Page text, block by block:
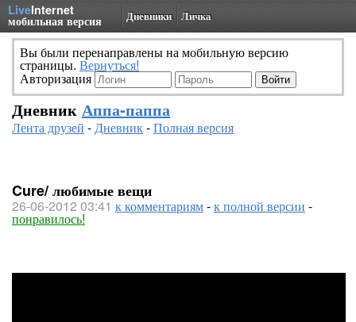
LiveInternet
мобильная версия Дневники Личка
Вы были перенаправлены на мобильную версию
страницы. Вернуться!
Авторизация
Дневник Аппа-паппа
Лента друзей -Дневник-Полная версия
Cure/ любимые вещи
26-06-2012 03:41 к комментариям-к полной версии -
понравилось!